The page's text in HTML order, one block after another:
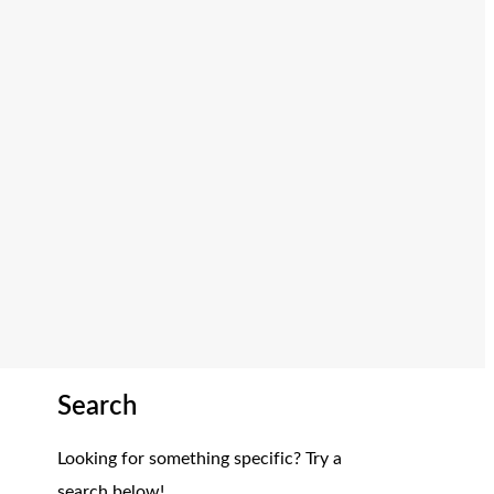
Search
Looking for something specific? Try a